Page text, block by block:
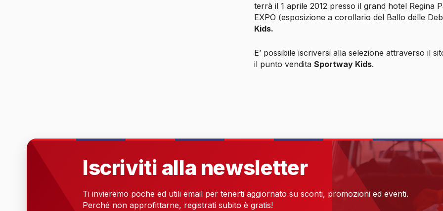
terrà il 1 aprile 2012 presso il grand hotel Regina
EXPO (esposizione a corollario del Ballo delle
Kids.
E’ possibile iscriversi alla selezione attraverso il
il punto vendita Sportway Kids.
Iscriviti alla newsletter
Ti invieremo poche ed utili email per tenerti aggiornato su sconti, promozioni ed eventi.
Perché non approfittarne, registrati subito è gratis!